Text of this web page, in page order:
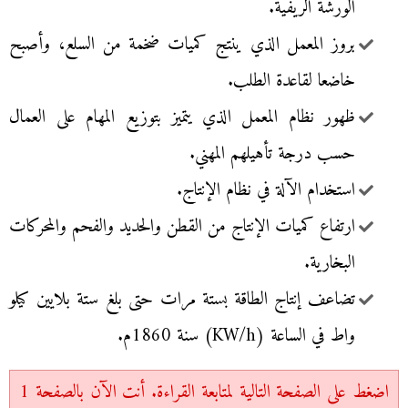
الورشة الريفية.
بروز المعمل الذي ينتج كميات ضخمة من السلع، وأصبح
خاضعا لقاعدة الطلب.
ظهور نظام المعمل الذي يتميز بتوزيع المهام على العمال
حسب درجة تأهيلهم المهني.
استخدام الآلة في نظام الإنتاج.
ارتفاع كميات الإنتاج من القطن والحديد والفحم والمحركات
البخارية.
تضاعف إنتاج الطاقة بستة مرات حتى بلغ ستة بلايين كيلو
واط في الساعة (KW/h) سنة 1860م.
اضغط على الصفحة التالية لمتابعة القراءة. أنت الآن بالصفحة 1